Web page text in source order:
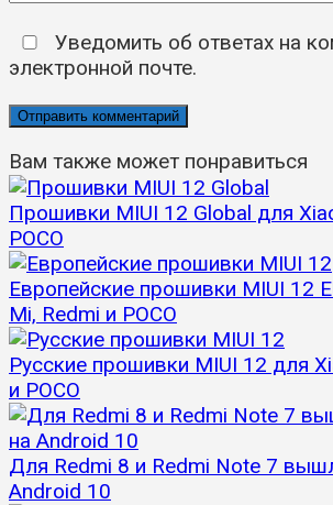
Уведомить об ответах на
электронной почте.
Вам также может понравиться
Прошивки MIUI 12 Global для
POCO
Европейские прошивки MIUI 12
Mi, Redmi и POCO
Русские прошивки MIUI 12 для
и POCO
Для Redmi 8 и Redmi Note 7
Android 10